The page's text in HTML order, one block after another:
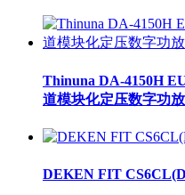
Thinuna DA-4150H
道模块化定压数字功放
DEKEN FIT